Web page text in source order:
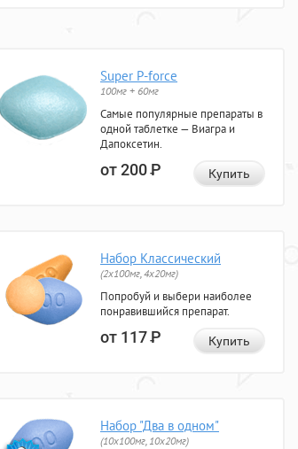
Super P-force
100мг + 60мг
Самые популярные препараты в
одной таблетке — Виагра и
Дапоксетин.
от 200Р Купить
Набор Классический
(2x100мг, 4x20мг)
Попробуй и выбери наиболее
понравившийся препарат.
от 117Р Купить
Набор "Два в одном"
(10x100мг, 10x20мг)